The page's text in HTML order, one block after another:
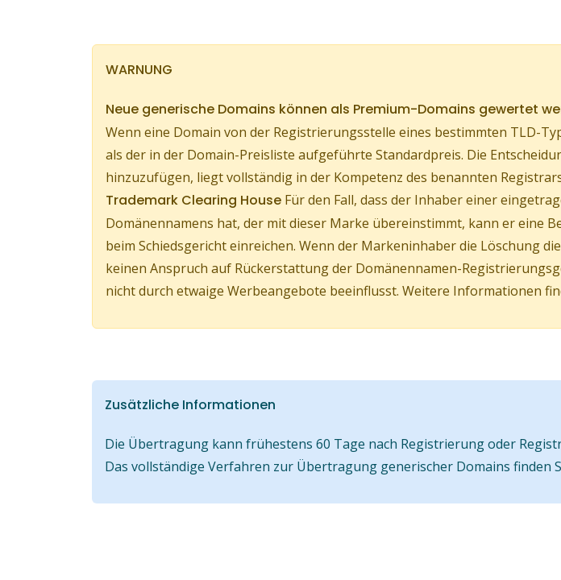
WARNUNG
Neue generische Domains können als Premium-Domains gewertet
Wenn eine Domain von der Registrierungsstelle eines bestimmten TLD-
als der in der Domain-Preisliste aufgeführte Standardpreis. Die
hinzuzufügen, liegt vollständig in der Kompetenz des benannten
Trademark Clearing House Für den Fall, dass der Inhaber einer
Domänennamens hat, der mit dieser Marke übereinstimmt, kann er eine
beim Schiedsgericht einreichen. Wenn der Markeninhaber die Löschung
keinen Anspruch auf Rückerstattung der Domänennamen-
nicht durch etwaige Werbeangebote beeinflusst. Weitere Informationen
Zusätzliche Informationen
Die Übertragung kann frühestens 60 Tage nach Registrierung oder
Das vollständige Verfahren zur Übertragung generischer Domains finden